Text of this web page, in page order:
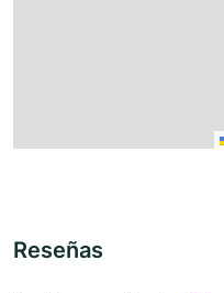
Reseñas